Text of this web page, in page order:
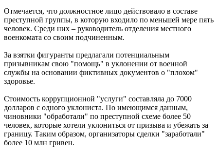
Отмечается, что должностное лицо действовало в составе
преступной группы, в которую входило по меньшей мере пять
человек. Среди них – руководитель отделения местного
военкомата со своим подчиненным.
За взятки фигуранты предлагали потенциальным
призывникам свою "помощь" в уклонении от военной
службы на основании фиктивных документов о "плохом"
здоровье.
Стоимость коррупционной "услуги" составляла до 7000
долларов с одного уклониста. По имеющимся данным,
чиновники "обработали" по преступной схеме более 50
человек, которые хотели уклониться от призыва и убежать за
границу. Таким образом, организаторы сделки "заработали"
более 10 млн гривен.